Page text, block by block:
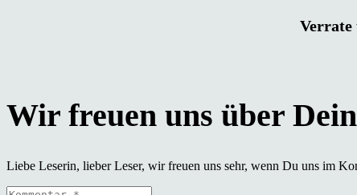
Verrate
Liebe Leserin, lieber Leser, wir freuen uns sehr, wenn Du uns im